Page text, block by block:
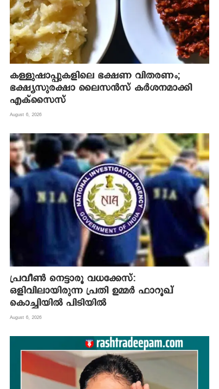
കള്ളുഷാപ്പുകളിലെ ഭക്ഷണ വിതരണം;
ഭക്ഷ്യസുരക്ഷാ ലൈസന്‍സ് കര്‍ശനമാക്കി
എക്‌സൈസ്
August 6, 2026
പ്രവീൺ നെട്ടാരൂ വധക്കേസ്:
ഒളിവിലായിരുന്ന പ്രതി ഉമ്മർ ഫാറൂഖ്
കൊച്ചിയിൽ പിടിയിൽ
August 6, 2026